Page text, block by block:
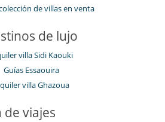
de villas en venta
de lujo
villa Sidi Kaouki
Guías Essaouira
villa Ghazoua
de viajes